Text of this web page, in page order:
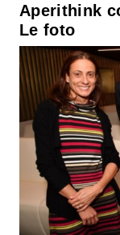
Aperithink
Le foto